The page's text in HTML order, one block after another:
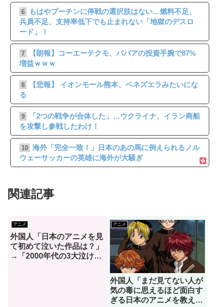
6
もはやプーチンに停戦の選択肢はない…燃料不足、
兵員不足、支持率低下でも止まれない「地獄のデスロ
ード」！
7
【朗報】コーエーテクモ、ババアの投資手腕で87%
増益ｗｗｗ
8
【悲報】 イオンモール熊本、ベネズエラみたいにな
る
9
「2つの戦争が合体した」…ウクライナ、イラン商船
を攻撃し参戦したわけ！
10 海外「完全一致！」日本のあの馬に例えられるノル
ウェーサッカーの英雄に海外が大騒ぎ
関連記事
アニメ
外国人「日本のアニメを見
て初めて泣いた作品は？」
→「2000年代の3大泣ける
アニメ
外国人「まだ見てない人が
気の毒に思えるほど面白す
ぎる日本のアニメを教え